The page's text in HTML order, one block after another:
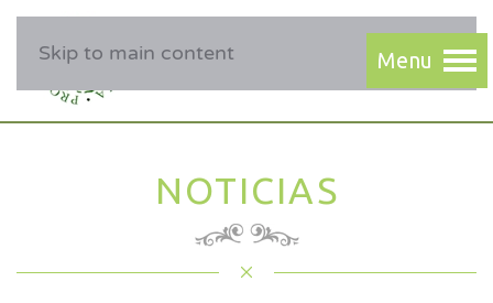
Skip to main content
NOTICIAS